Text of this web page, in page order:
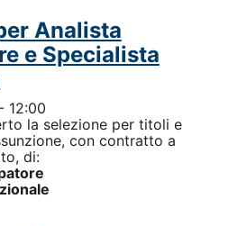
Analista
e Specialista
12:00
la selezione per titoli e
con contratto a
di: